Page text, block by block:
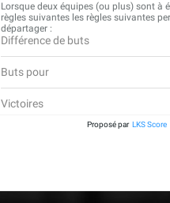
Lorsque deux équipes (ou plus) sont à
règles suivantes les règles suivantes
départager :
Différence de buts
Buts pour
Victoires
Proposé par LKS Score